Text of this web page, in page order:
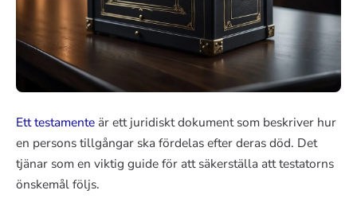
Ett testamente är ett juridiskt dokument som beskriver hur
en persons tillgångar ska fördelas efter deras död. Det
tjänar som en viktig guide för att säkerställa att testatorns
önskemål följs.